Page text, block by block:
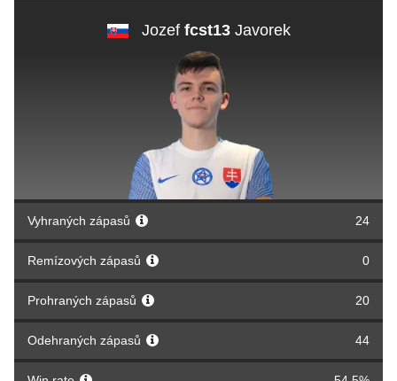
Jozef fcst13Javorek
Vyhraných zápasů 24
Remízových zápasů 0
Prohraných zápasů 20
Odehraných zápasů 44